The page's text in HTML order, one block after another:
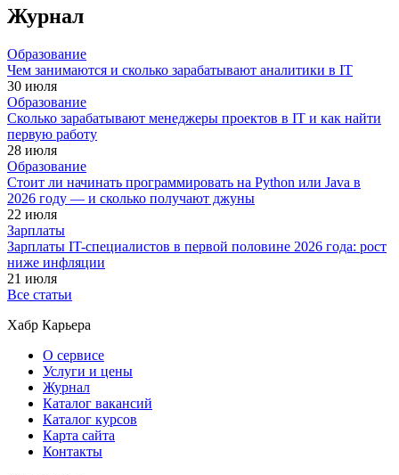
Журнал
Образование
Чем занимаются и сколько зарабатывают аналитики в IT
30 июля
Образование
Сколько зарабатывают менеджеры проектов в IT и как найти
первую работу
28 июля
Образование
Стоит ли начинать программировать на Python или Java в
2026 году — и сколько получают джуны
22 июля
Зарплаты
Зарплаты IT-специалистов в первой половине 2026 года: рост
ниже инфляции
21 июля
Все статьи
Хабр Карьера
О сервисе
Услуги и цены
Журнал
Каталог вакансий
Каталог курсов
Карта сайта
Контакты